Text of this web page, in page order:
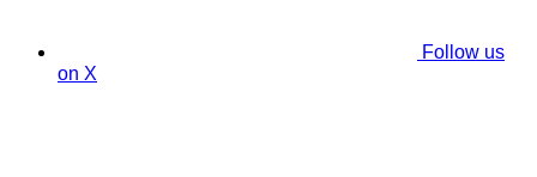
Follow us
on X